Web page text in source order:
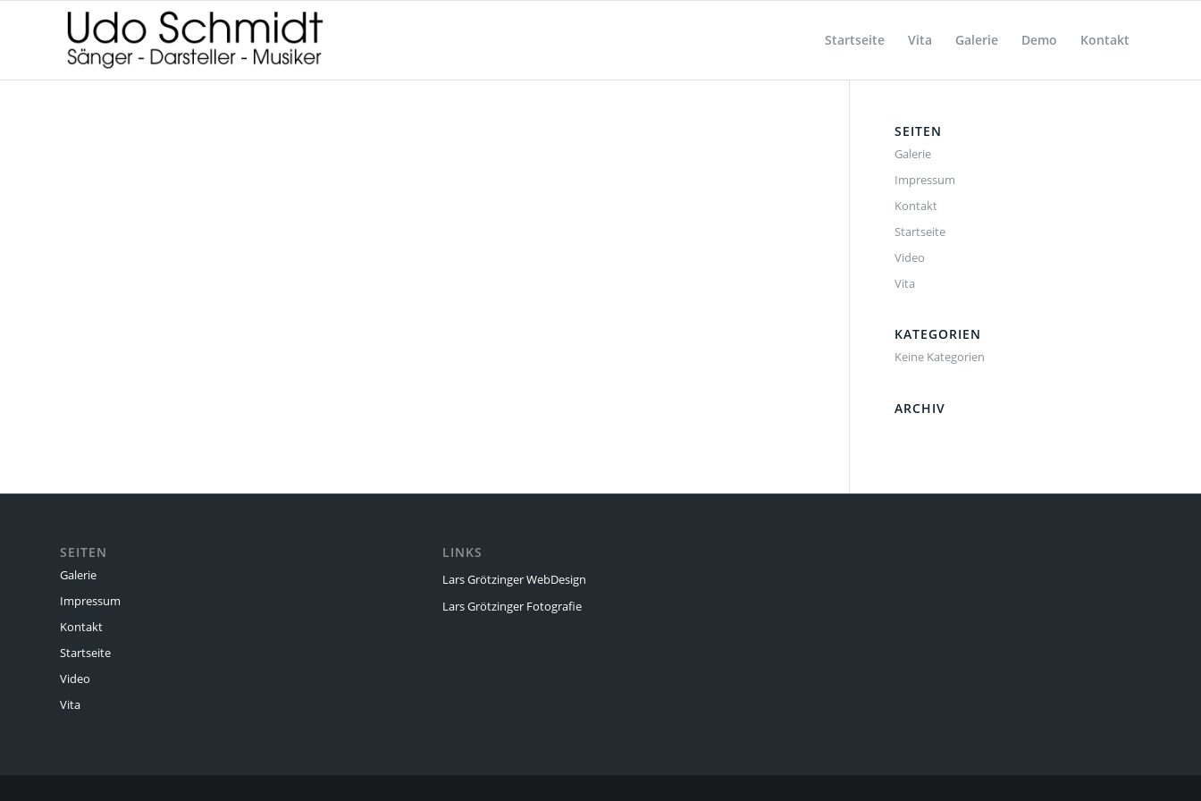
Startseite Vita Galerie Demo Kontakt
SEITEN
Galerie
Impressum
Kontakt
Startseite
Video
Vita
KATEGORIEN
Keine Kategorien
ARCHIV
SEITEN
Galerie
Impressum
Kontakt
Startseite
Video
Vita
LINKS
Lars Grötzinger WebDesign
Lars Grötzinger Fotografie